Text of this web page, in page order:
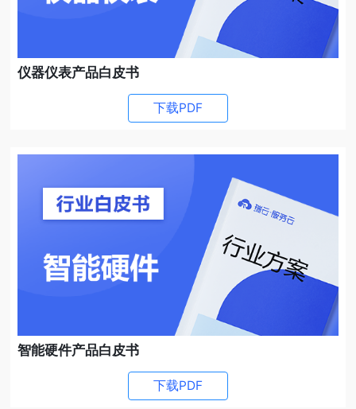
仪器仪表产品白皮书
下载PDF
智能硬件产品白皮书
下载PDF